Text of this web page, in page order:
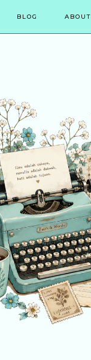
BLOG ABOUT